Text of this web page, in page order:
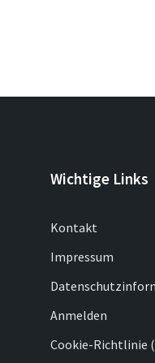
Wichtige Links
Kontakt
Impressum
Anmelden
Cookie-Richtlinie